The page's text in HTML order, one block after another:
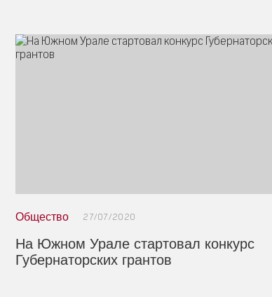
Общество 27/07/2020
На Южном Урале стартовал конкурс
Губернаторских грантов